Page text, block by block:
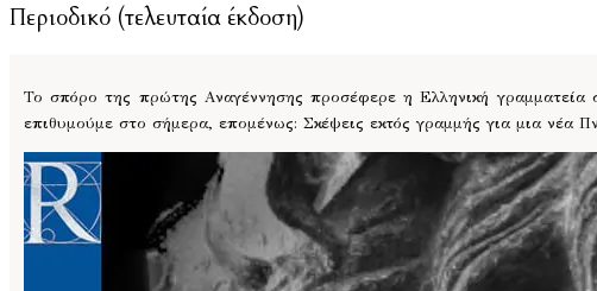
Περιοδικό (τελευταία έκδοση)
Το σπόρο της πρώτης Αναγέννησης προσέφερε η Ελληνική
επιθυμούμε στο σήμερα, επομένως: Σκέψεις εκτός γραμμής για μια νέα